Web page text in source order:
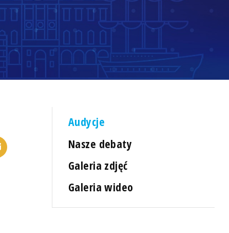
Audycje
Nasze debaty
Galeria zdjęć
Galeria wideo